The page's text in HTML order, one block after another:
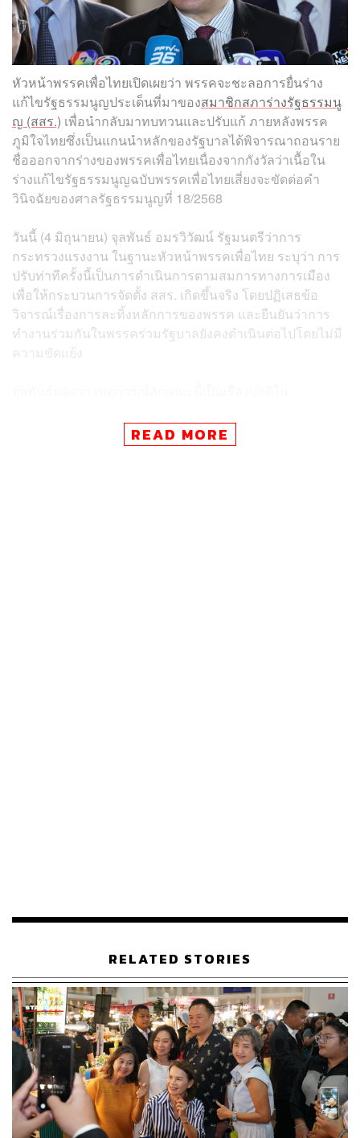
หัวหน้าพรรคเพื่อไทยเปิดเผยว่า พรรคจะชะลอการยื่นร่าง
แก้ไขรัฐธรรมนูญประเด็นที่มาของสมาชิกสภาร่างรัฐธรรมนู
ญ (สสร.) เพื่อนำกลับมาทบทวนและปรับแก้ ภายหลังพรรค
ภูมิใจไทยซึ่งเป็นแกนนำหลักของรัฐบาลได้พิจารณาถอนราย
ชื่อออกจากร่างของพรรคเพื่อไทยเนื่องจากกังวัลว่าเนื้อใน
ร่างแก้ไขรัฐธรรมนูญฉบับพรรคเพื่อไทยเสี่ยงจะขัดต่อคำ
วินิจฉัยของศาลรัฐธรรมนูญที่ 18/2568
วันนี้ (4 มิถุนายน) จุลพันธ์ อมรวิวัฒน์ รัฐมนตรีว่าการ
กระทรวงแรงงาน ในฐานะหัวหน้าพรรคเพื่อไทย ระบุว่า การ
ปรับท่าทีครั้งนี้เป็นการดำเนินการตามสมการทางการเมือง
เพื่อให้กระบวนการจัดตั้ง สสร. เกิดขึ้นจริง โดยปฏิเสธข้อ
วิจารณ์เรื่องการละทิ้งหลักการของพรรค และยืนยันว่าการ
ทำงานร่วมกันในพรรคร่วมรัฐบาลยังคงดำเนินต่อไปโดยไม่มี
ความขัดแย้ง
รัฐมนตรี และรัฐมนตรีว่าการกระทรวงมหาดไทย ได้แจ้งมติ
ดังกล่าวให้ตนทราบล่วงหน้าแล้ว จึงไม่กระทบต่อความ
ภูมิใจไทยมีความเป็นไปได้ที่จะถูกใช้เป็นร่างหลักในการ
พิจารณา
พรรคเพื่อไทยให้ความสำคัญกับการทำงานที่หวังผลสัมฤทธิ์
เพื่อให้บรรลุเป้าหมายในการมี สสร. เป็นตัวแทนยกร่าง
รัฐธรรมนูญให้มีความเป็นประชาธิปไตย โดยพรรคจะใช้
กลไกในสภาเพื่อบรรจุแนวความคิดของพรรคเข้าไปใน
กระบวนการพิจารณาในภายหลัง
READ MORE
RELATED STORIES